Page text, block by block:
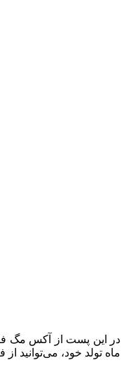
ماه تولد خود، می‌توانید